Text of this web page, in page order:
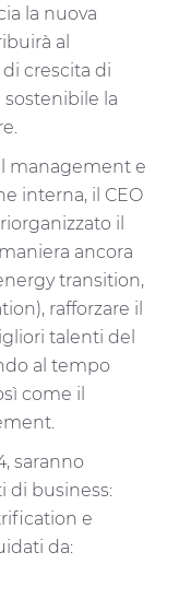
la nuova
al
crescita di
la
management e
interna, il CEO
il
ancora
transition,
rafforzare il
talenti del
al tempo
come il
saranno
di business:
e
da: